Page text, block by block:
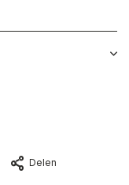
Delen